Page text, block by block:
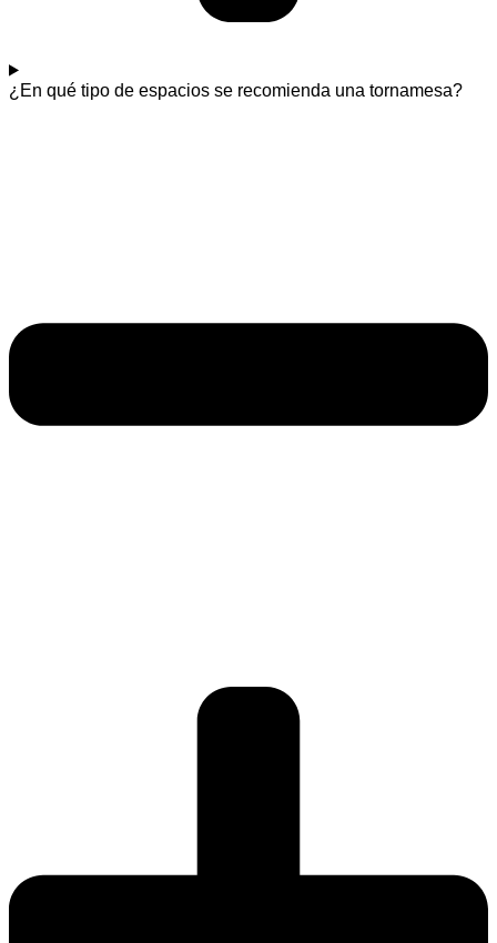
¿En qué tipo de espacios se recomienda una tornamesa?